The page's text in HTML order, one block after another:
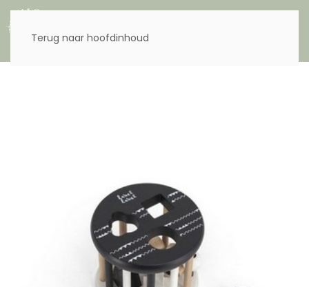
Terug naar hoofdinhoud